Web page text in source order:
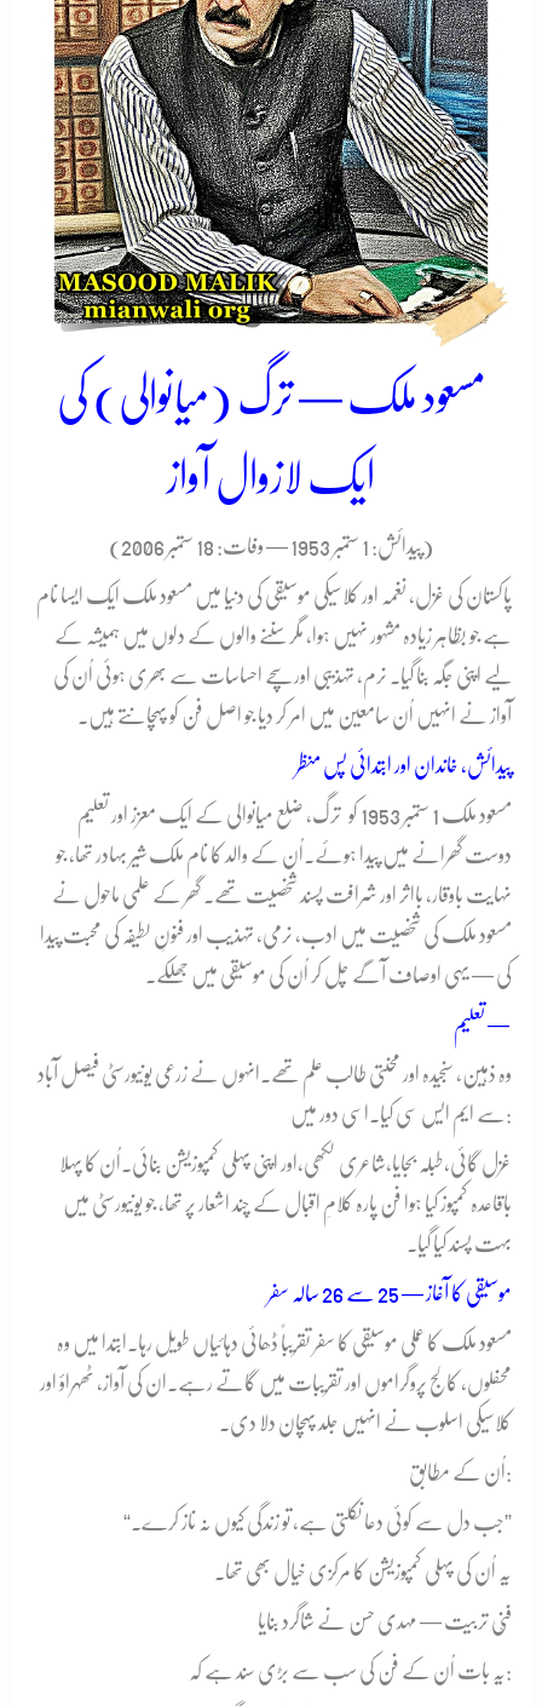
مسعود ملک — ترگ (میانوالی) کی
ایک لازوال آواز
(پیدائش: 1 ستمبر 1953 — وفات: 18 ستمبر 2006)
پاکستان کی غزل، نغمہ اور کلاسیکی موسیقی کی دنیا میں مسعود ملک ایک ایسا نام
ہے جو بظاہر زیادہ مشہور نہیں ہوا، مگر سننے والوں کے دلوں میں ہمیشہ کے
لیے اپنی جگہ بنا گیا۔ نرم، تہذیبی اور سچے احساسات سے بھری ہوئی اُن کی
آواز نے انہیں اُن سامعین میں امر کر دیا جو اصل فن کو پہچانتے ہیں۔
پیدائش، خاندان اور ابتدائی پس منظر
مسعود ملک 1 ستمبر 1953 کو ترگ، ضلع میانوالی کے ایک معزز اور تعلیم
دوست گھرانے میں پیدا ہوئے۔ اُن کے والد کا نام ملک شیر بہادر تھا، جو
نہایت باوقار، بااثر اور شرافت پسند شخصیت تھے۔ گھر کے علمی ماحول نے
مسعود ملک کی شخصیت میں ادب، نرمی، تہذیب اور فنونِ لطیفہ کی محبت پیدا
کی — یہی اوصاف آگے چل کر اُن کی موسیقی میں جھلکے۔
تعلیم —
وہ ذہین، سنجیدہ اور محنتی طالب علم تھے۔ انہوں نے زرعی یونیورسٹی فیصل آباد
سے ایم ایس سی کیا۔ اسی دور میں:
غزل گائی،طبلہ بجایا،شاعری لکھی،اور اپنی پہلی کمپوزیشن بنائی۔ اُن کا پہلا
باقاعدہ کمپوز کیا ہوا فن پارہ کلامِ اقبال کے چند اشعار پر تھا، جو یونیورسٹی میں
بہت پسند کیا گیا۔
موسیقی کا آغاز — 25 سے 26 سالہ سفر
مسعود ملک کا عملی موسیقی کا سفر تقریباً ڈھائی دہائیاں طویل رہا۔ ابتدا میں وہ
محفلوں، کالج پروگراموں اور تقریبات میں گاتے رہے۔ ان کی آواز، ٹھہراؤ اور
کلاسیکی اسلوب نے انہیں جلد پہچان دلا دی۔
اُن کے مطابق:
“جب دل سے کوئی دعا نکلتی ہے، تو زندگی کیوں نہ ناز کرے۔”
یہ اُن کی پہلی کمپوزیشن کا مرکزی خیال بھی تھا۔
فنّی تربیت — مہدی حسن نے شاگرد بنایا
یہ بات اُن کے فن کی سب سے بڑی سند ہے کہ: